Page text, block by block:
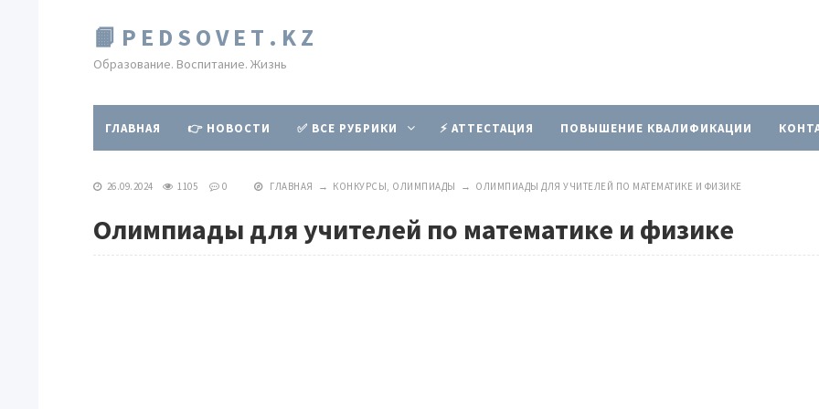
📙 P E D S O V E T . K Z
Образование. Воспитание. Жизнь
ГЛАВНАЯ 👉 НОВОСТИ ✅ ВСЕ РУБРИКИ ⚡ АТТЕСТАЦИЯ ПОВЫШЕНИЕ КВАЛИФИКАЦИИ
26.09.2024 1105 0 ГЛАВНАЯ → КОНКУРСЫ, ОЛИМПИАДЫ → ОЛИМПИАДЫ ДЛЯ УЧИТЕЛЕЙ ПО МАТЕМАТИКЕ И ФИЗИКЕ
Олимпиады для учителей по математике и физике